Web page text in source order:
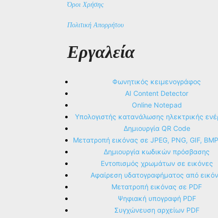
Όροι Χρήσης
Πολιτική Απορρήτου
Εργαλεία
Φωνητικός κειμενογράφος
AI Content Detector
Online Notepad
Υπολογιστής κατανάλωσης ηλεκτρικής
Δημιουργία QR Code
Μετατροπή εικόνας σε JPEG, PNG, GIF,
Δημιουργία κωδικών πρόσβασης
Εντοπισμός χρωμάτων σε εικόνες
Αφαίρεση υδατογραφήματος από
Μετατροπή εικόνας σε PDF
Ψηφιακή υπογραφή PDF
Συγχώνευση αρχείων PDF